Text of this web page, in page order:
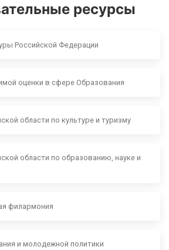
ресурсы
Российской Федерации
оценки в сфере Образования
области по культуре и туризму
области по образованию, науке и
филармония
и молодежной политики